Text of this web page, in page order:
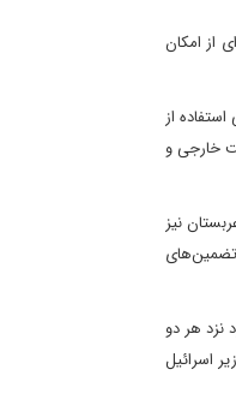
از امکان
از
خارجی و
نیز
نزد هر دو
اسرائیل